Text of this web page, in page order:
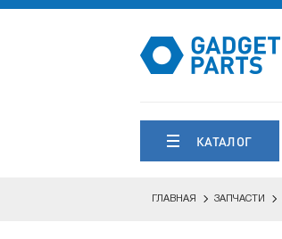
КАТАЛОГ
ГЛАВНАЯ ЗАПЧАСТИ